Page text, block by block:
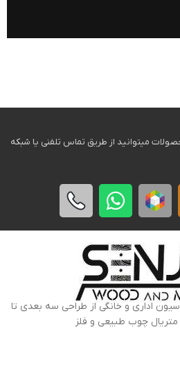
میتوانید از طریق تماس تلفنی یا شبکه
اداری و خانگی از طراحی سه بعدی تا
متریال چوب طبیعی و فلز